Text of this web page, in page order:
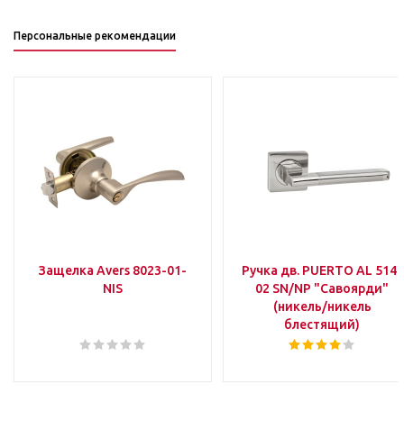
Персональные рекомендации
Защелка Avers 8023-01-
NIS
Ручка дв. PUERTO AL 514-
02 SN/NP "Савоярди"
(никель/никель
блестящий)